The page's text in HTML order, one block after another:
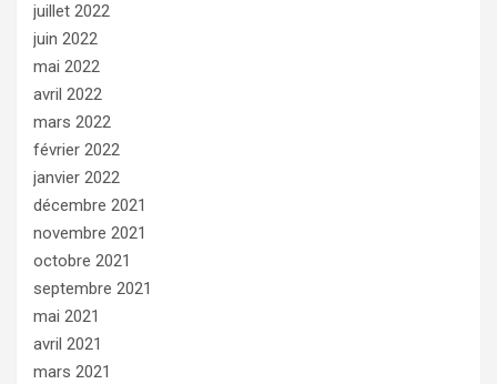
juillet 2022
juin 2022
mai 2022
avril 2022
mars 2022
février 2022
janvier 2022
décembre 2021
novembre 2021
octobre 2021
septembre 2021
mai 2021
avril 2021
mars 2021